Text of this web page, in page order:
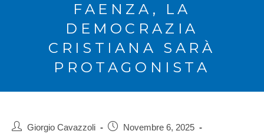
FAENZA, LA
DEMOCRAZIA
CRISTIANA SARÀ
PROTAGONISTA
Giorgio Cavazzoli
Novembre 6, 2025